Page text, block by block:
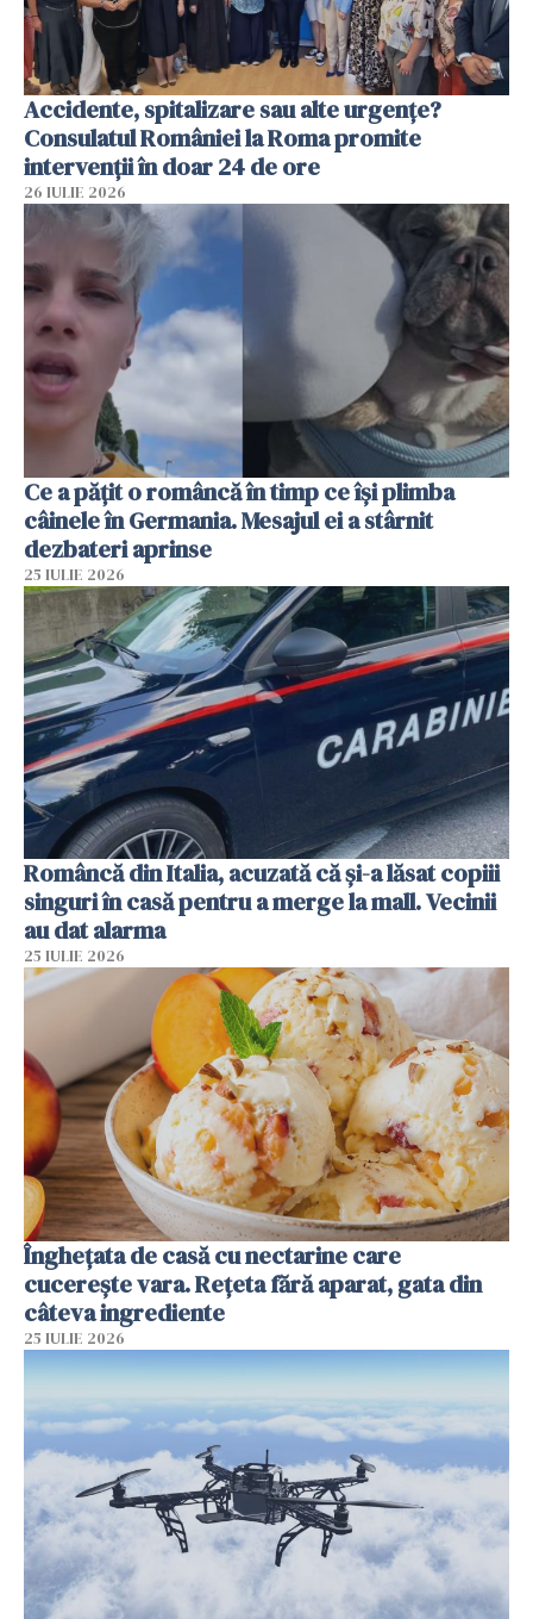
Accidente, spitalizare sau alte urgențe?
Consulatul României la Roma promite
intervenții în doar 24 de ore
26 IULIE 2026
Ce a pățit o româncă în timp ce își plimba
câinele în Germania. Mesajul ei a stârnit
dezbateri aprinse
25 IULIE 2026
Româncă din Italia, acuzată că și-a lăsat copiii
singuri în casă pentru a merge la mall. Vecinii
au dat alarma
25 IULIE 2026
Înghețata de casă cu nectarine care
cucerește vara. Rețeta fără aparat, gata din
câteva ingrediente
25 IULIE 2026